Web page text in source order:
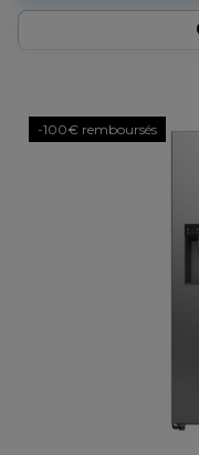
-100€ remboursés